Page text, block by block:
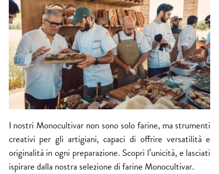
I nostri Monocultivar non sono solo farine, ma strumenti
creativi per gli artigiani, capaci di offrire versatilità e
originalità in ogni preparazione. Scopri l’unicità, e lasciati
ispirare dalla nostra selezione di farine Monocultivar.